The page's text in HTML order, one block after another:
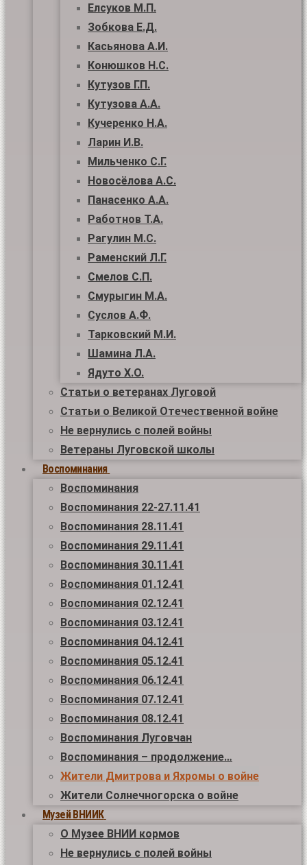
Елсуков М.П.
Зобкова Е.Д.
Касьянова А.И.
Конюшков Н.С.
Кутузов Г.П.
Кутузова А.А.
Кучеренко Н.А.
Ларин И.В.
Мильченко С.Г.
Новосёлова А.С.
Панасенко А.А.
Работнов Т.А.
Рагулин М.С.
Раменский Л.Г.
Смелов С.П.
Смурыгин М.А.
Суслов А.Ф.
Тарковский М.И.
Шамина Л.А.
Ядуто Х.О.
Статьи о ветеранах Луговой
Статьи о Великой Отечественной войне
Не вернулись с полей войны
Ветераны Луговской школы
Воспоминания
Воспоминания
Воспоминания 22-27.11.41
Воспоминания 28.11.41
Воспоминания 29.11.41
Воспоминания 30.11.41
Воспоминания 01.12.41
Воспоминания 02.12.41
Воспоминания 03.12.41
Воспоминания 04.12.41
Воспоминания 05.12.41
Воспоминания 06.12.41
Воспоминания 07.12.41
Воспоминания 08.12.41
Воспоминания Луговчан
Воспоминания – продолжение…
Жители Дмитрова и Яхромы о войне
Жители Солнечногорска о войне
Музей ВНИИК
О Музее ВНИИ кормов
Не вернулись с полей войны